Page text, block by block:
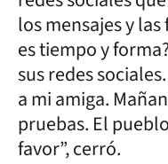
los mensajes y
es tiempo y
sus redes
a mi amiga.
pruebas. El
favor”, cerró.